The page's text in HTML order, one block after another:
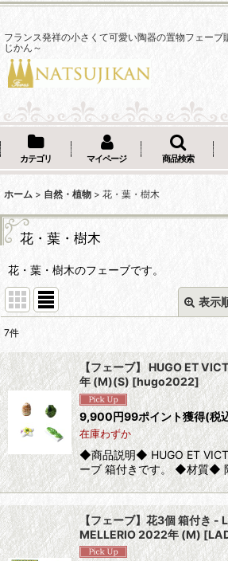
フランス発祥の小さくて可愛い陶器の置物フェーブ
じかん～
カテゴリ マイページ 商品検索
ホーム > 自然・植物 > 花・葉・樹木
花・葉・樹木
花・葉・樹木のフェーブです。
表示
並び順:
絞り込む
7件
【フェーブ】 HUGO ET
年 (M)(S) [hugo2022]
9,900円99ポイント獲得(税
在庫わずか
◆商品説明◆ HUGO ET
ーブ 箱付きです。 ◆材質◆
【フェーブ】花3個 箱付き -
MELLERIO 2022年 (M) [